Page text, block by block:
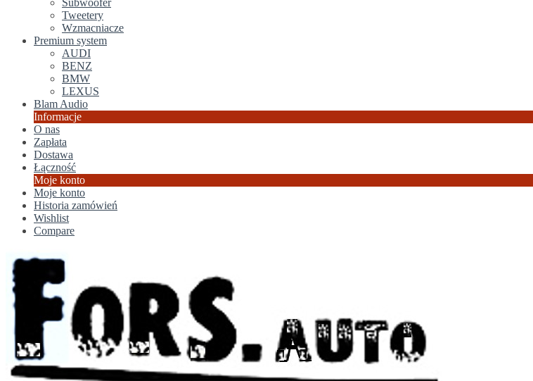
Subwoofer
Tweetery
Wzmacniacze
Premium system
AUDI
BENZ
BMW
LEXUS
Blam Audio
Informacje
O nas
Zapłata
Dostawa
Łączność
Moje konto
Moje konto
Historia zamówień
Wishlist
Compare